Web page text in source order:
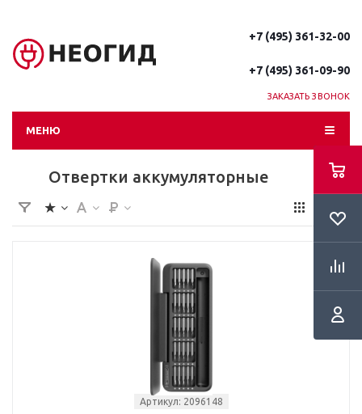
+7 (495) 361-32-00
+7 (495) 361-09-90
ЗАКАЗАТЬ ЗВОНОК
МЕНЮ
Отвертки аккумуляторные
Артикул: 2096148